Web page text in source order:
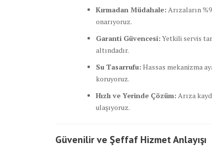
Kırmadan Müdahale: Arızaların
onarıyoruz.
Garanti Güvencesi: Yetkili servis
altındadır.
Su Tasarrufu: Hassas mekanizma
koruyoruz.
Hızlı ve Yerinde Çözüm: Arıza
ulaşıyoruz.
Güvenilir ve Şeffaf Hizmet Anlayışı